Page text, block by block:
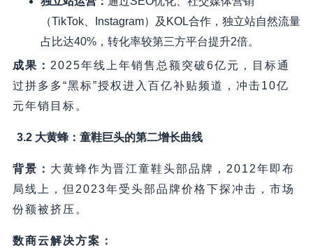
（TikTok、Instagram）及KOL合作，独立站自然流量
占比达40%，转化率较第三方平台提升2倍。
成果 ： 2025年线上年销售总额突破6亿元，目标通
过拼多多“黑标”授权进入百亿补贴频道，冲击10亿
元年销目标。
3.2 大黄蜂：童鞋巨头的第二增长曲线
背景 ： 大黄蜂作为晋江童鞋头部品牌，2012年即布
局线上，但2023年受头部品牌价格下探冲击，市场
份额被挤压。
数商云解决方案 ：